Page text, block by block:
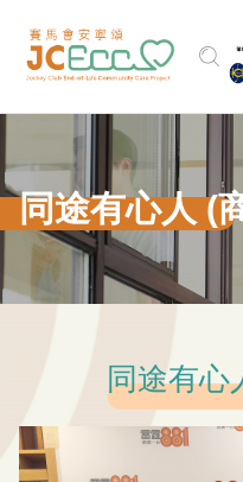
同途有心人 (
同途有心